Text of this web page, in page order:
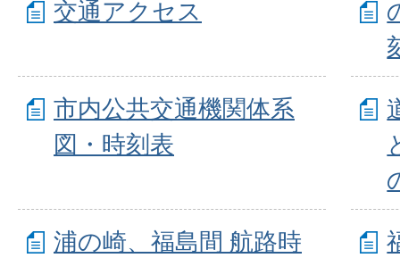
交通アクセス
市内公共交通機関体系
図・時刻表
浦の崎、福島間 航路時